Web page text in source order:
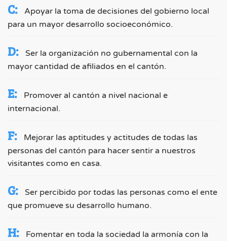
C:
Apoyar la toma de decisiones del gobierno local
para un mayor desarrollo socioeconómico.
D:
Ser la organización no gubernamental con la
mayor cantidad de afiliados en el cantón.
E:
Promover al cantón a nivel nacional e
internacional.
F:
Mejorar las aptitudes y actitudes de todas las
personas del cantón para hacer sentir a nuestros
visitantes como en casa.
G:
Ser percibido por todas las personas como el ente
que promueve su desarrollo humano.
H:
Fomentar en toda la sociedad la armonía con la